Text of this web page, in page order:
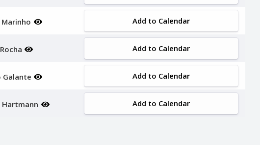
Add to Calendar
Add to Calendar
Galante Add to Calendar
Hartmann Add to Calendar